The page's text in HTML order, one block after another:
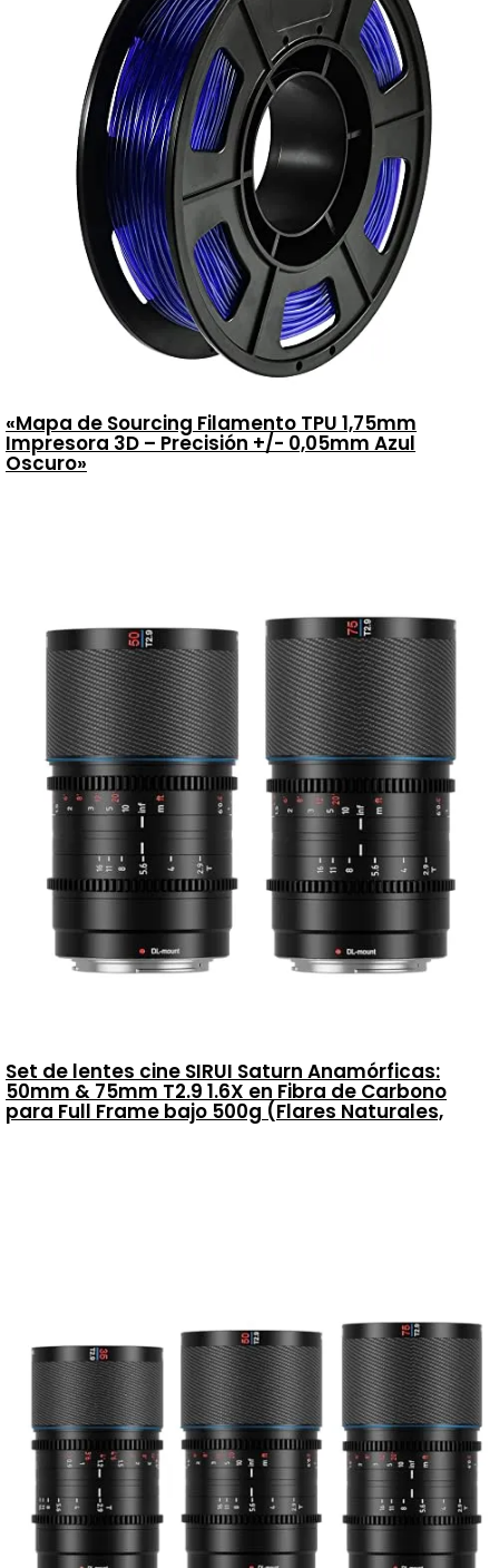
«Mapa de Sourcing Filamento TPU 1,75mm
Impresora 3D – Precisión +/- 0,05mm Azul
Oscuro»
Set de lentes cine SIRUI Saturn Anamórficas:
50mm & 75mm T2.9 1.6X en Fibra de Carbono
para Full Frame bajo 500g (Flares Naturales,